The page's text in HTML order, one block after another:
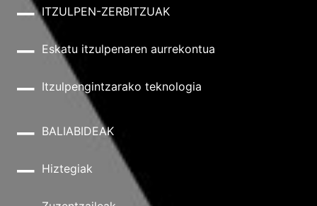
ITZULPEN-ZERBITZUAK
Eskatu itzulpenaren aurrekontua
Itzulpengintzarako teknologia
BALIABIDEAK
Hiztegiak